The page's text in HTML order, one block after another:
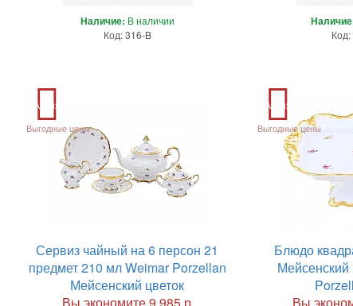
Наличие: В наличии
Код: 316-B
Акция
Выгодные цены
Сервиз чайный на 6 персон 21
предмет 210 мл Weimar Porzellan
Мейсенский цветок
Акция
Выгодные цены
Блюдо
Мейсенский